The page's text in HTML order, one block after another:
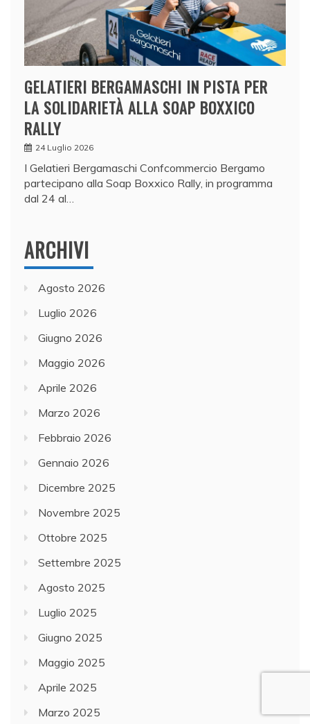
GELATIERI BERGAMASCHI IN PISTA PER
LA SOLIDARIETÀ ALLA SOAP BOXXICO
RALLY
24 Luglio 2026
I Gelatieri Bergamaschi Confcommercio Bergamo
partecipano alla Soap Boxxico Rally, in programma
dal 24 al…
ARCHIVI
Agosto 2026
Luglio 2026
Giugno 2026
Maggio 2026
Aprile 2026
Marzo 2026
Febbraio 2026
Gennaio 2026
Dicembre 2025
Novembre 2025
Ottobre 2025
Settembre 2025
Agosto 2025
Luglio 2025
Giugno 2025
Maggio 2025
Aprile 2025
Marzo 2025